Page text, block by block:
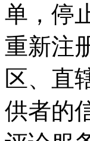
单，停
重新注
区、直
供者的